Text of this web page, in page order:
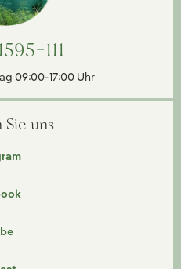
111
09:00-17:00 Uhr
Sie uns